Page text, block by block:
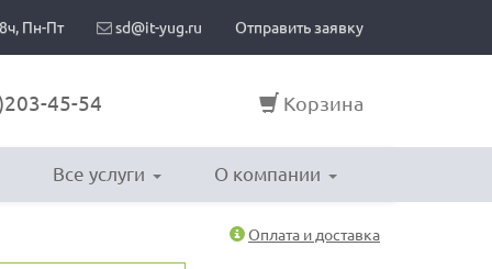
Пн-Пт sd@it-yug.ru Отправить заявку
45-54 Корзина
Все услуги О компании
Оплата и доставка